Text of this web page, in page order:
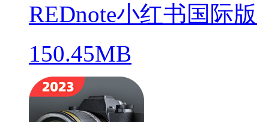
REDnote小红书国际版
150.45MB